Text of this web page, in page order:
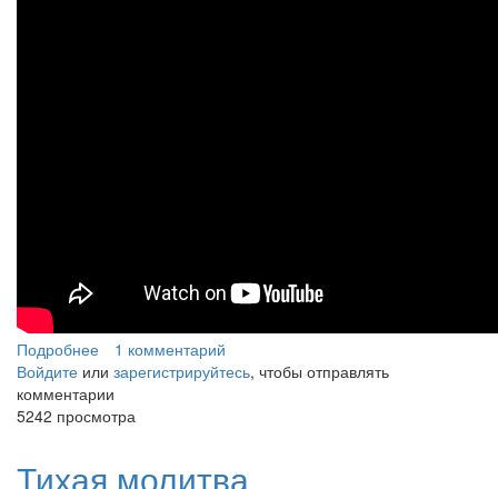
Подробнее о Дождь
1 комментарий
Войдите или зарегистрируйтесь, чтобы отправлять
комментарии
5242 просмотра
Тихая молитва